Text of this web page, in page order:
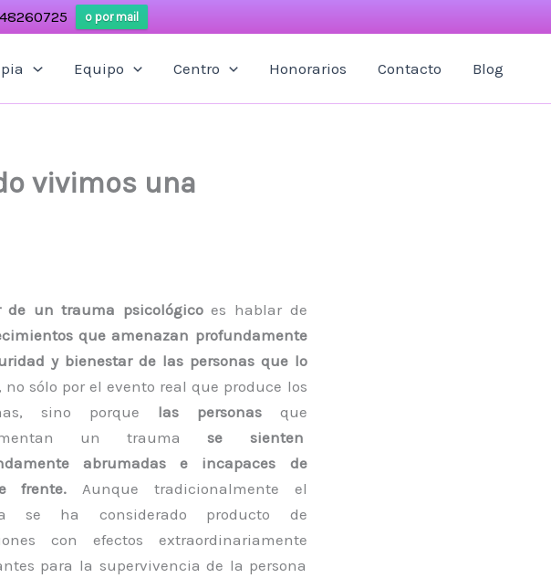
o por mail
Equipo Centro Honorarios Contacto Blog
vivimos una
de un trauma psicológicoes hablar de
que amenazan profundamente
y bienestar de las personas que lo
, no sólo por el evento real que produce los
sino porque las personasque
un traumase sienten
abrumadas e incapaces de
frente. Aunque tradicionalmente el
se ha considerado producto de
con efectos extraordinariamente
para la supervivencia de la persona